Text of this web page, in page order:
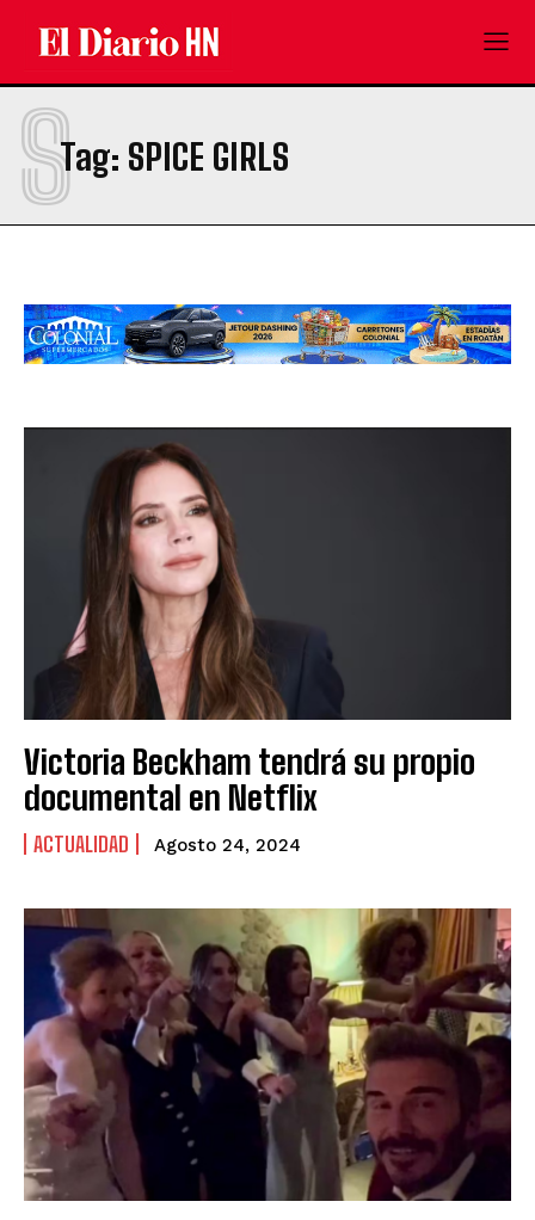
Tag: SPICE GIRLS
S
Victoria Beckham tendrá su propio
documental en Netflix
ACTUALIDAD Agosto 24, 2024